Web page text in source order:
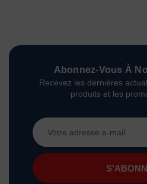
Abonnez-Vous À
Recevez les dernières
produits et les
Adresse
e-
mail